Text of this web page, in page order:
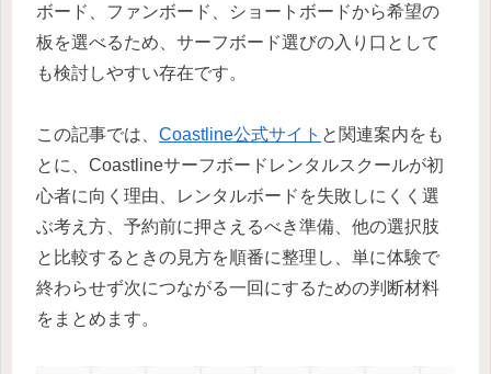
ボード、ファンボード、ショートボードから希望の
板を選べるため、サーフボード選びの入り口として
も検討しやすい存在です。
この記事では、 Coastline公式サイト と関連案内をも
とに、Coastlineサーフボードレンタルスクールが初
心者に向く理由、レンタルボードを失敗しにくく選
ぶ考え方、予約前に押さえるべき準備、他の選択肢
と比較するときの見方を順番に整理し、単に体験で
終わらせず次につながる一回にするための判断材料
をまとめます。